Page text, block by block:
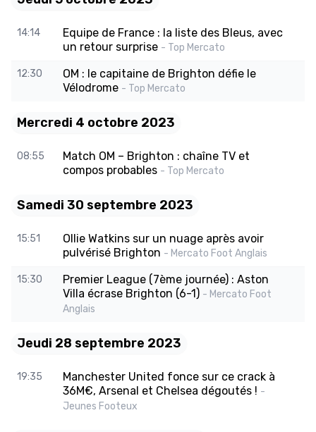
14:14
Equipe de France : la liste des Bleus, avec
un retour surprise - Top Mercato
12:30
OM : le capitaine de Brighton défie le
Vélodrome - Top Mercato
Mercredi 4 octobre 2023
08:55
Match OM – Brighton : chaîne TV et
compos probables - Top Mercato
Samedi 30 septembre 2023
15:51
Ollie Watkins sur un nuage après avoir
pulvérisé Brighton - Mercato Foot Anglais
15:30
Premier League (7ème journée) : Aston
Villa écrase Brighton (6-1) - Mercato Foot
Anglais
Jeudi 28 septembre 2023
19:35
Manchester United fonce sur ce crack à
36M€, Arsenal et Chelsea dégoutés ! -
Jeunes Footeux